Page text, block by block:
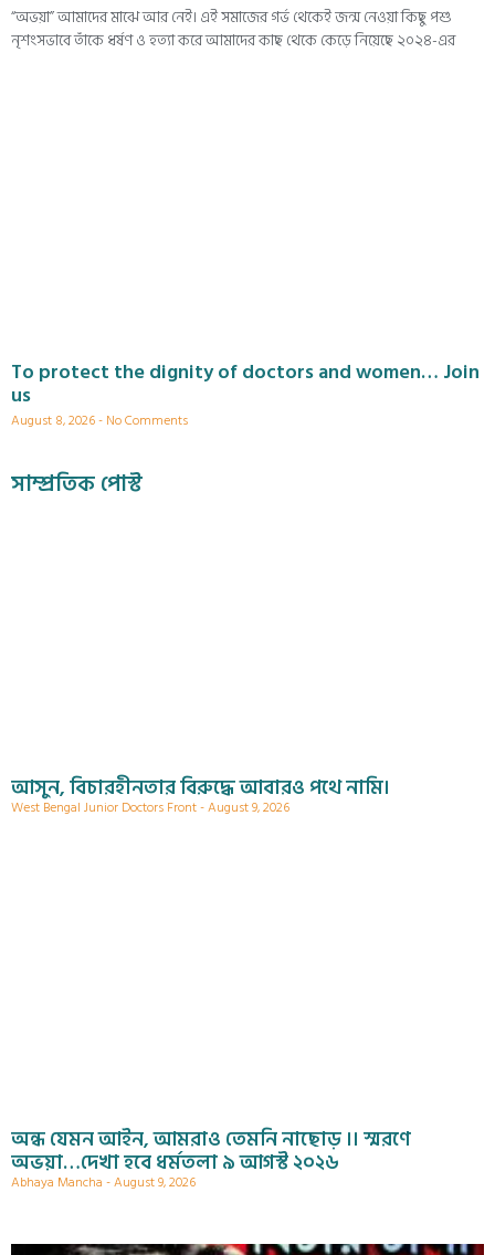
“অভয়া” আমাদের মাঝে আর নেই। এই সমাজের গর্ভ থেকেই জন্ম নেওয়া কিছু পশু
নৃশংসভাবে তাঁকে ধর্ষণ ও হত্যা করে আমাদের কাছ থেকে কেড়ে নিয়েছে ২০২৪-এর
To protect the dignity of doctors and women… Join
us
August 8, 2026 No Comments
সাম্প্রতিক পোস্ট
আসুন, বিচারহীনতার বিরুদ্ধে আবারও পথে নামি।
West Bengal Junior Doctors Front August 9, 2026
অন্ধ যেমন আইন, আমরাও তেমনি নাছোড় ।। স্মরণে
অভয়া…দেখা হবে ধর্মতলা ৯ আগস্ট ২০২৬
Abhaya Mancha August 9, 2026